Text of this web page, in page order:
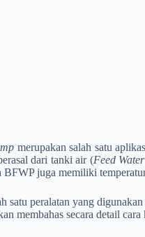
merupakan salah satu
dari tanki air (Feed
juga memiliki
satu peralatan yang
membahas secara detail